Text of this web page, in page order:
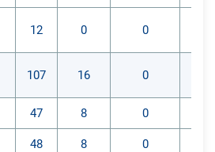
12 0 0
107 16 0
47 8 0
48 8 0